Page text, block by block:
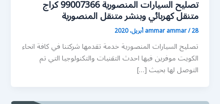
تصليح السيارات المنصورية 99007366 كراج
متنقل كهربائي وبنشر متنقل المنصورية
ammar ammar/28 أبريل، 2020
تصليح السيارات المنصورية خدمة تقدمها شركتنا في كافة انحاء
الكويت موفرين فيها احدث التقنيات والتكنولوجيا التي تم
التوصل لها بحيث […]